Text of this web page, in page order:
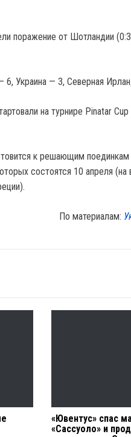
поражение от Шотландии
Украина — 3, Северная
на турнире Pinatar Cup
к решающим поединкам
состоятся 10 апреля
По материалам:
«Ювентус» спас
«Сассуоло» и